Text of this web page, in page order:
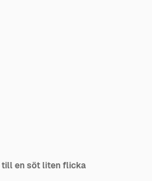
till en söt liten flicka